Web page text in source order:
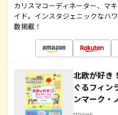
カリスマコーディネーター、マ
イド。インスタジェニックなハ
数掲載！
北欧が好き
ぐるフィン
ンマーク・